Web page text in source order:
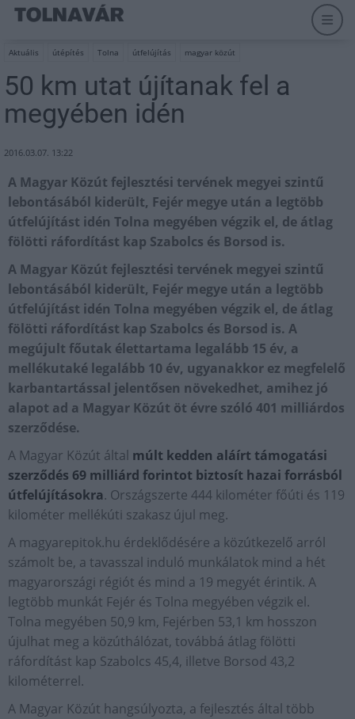
Aktuális útépítés Tolna útfelújítás magyar közút
50 km utat újítanak fel a
megyében idén
2016.03.07. 13:22
A Magyar Közút fejlesztési tervének megyei szintű
lebontásából kiderült, Fejér megye után a legtöbb
útfelújítást idén Tolna megyében végzik el, de átlag
fölötti ráfordítást kap Szabolcs és Borsod is.
A Magyar Közút fejlesztési tervének megyei szintű
lebontásából kiderült, Fejér megye után a legtöbb
útfelújítást idén Tolna megyében végzik el, de átlag
fölötti ráfordítást kap Szabolcs és Borsod is. A
megújult főutak élettartama legalább 15 év, a
mellékutaké legalább 10 év, ugyanakkor ez megfelelő
karbantartással jelentősen növekedhet, amihez jó
alapot ad a Magyar Közút öt évre szóló 401 milliárdos
szerződése.
A Magyar Közút által múlt kedden aláírt támogatási
szerződés 69 milliárd forintot biztosít hazai forrásból
útfelújításokra. Országszerte 444 kilométer főúti és 119
kilométer mellékúti szakasz újul meg.
A magyarepitok.hu érdeklődésére a közútkezelő arról
számolt be, a tavasszal induló munkálatok mind a hét
magyarországi régiót és mind a 19 megyét érintik. A
legtöbb munkát Fejér és Tolna megyében végzik el.
Tolna megyében 50,9 km, Fejérben 53,1 km hosszon
újulhat meg a közúthálózat, továbbá átlag fölötti
ráfordítást kap Szabolcs 45,4, illetve Borsod 43,2
kilométerrel.
A Magyar Közút hangsúlyozta, a fejlesztés által több